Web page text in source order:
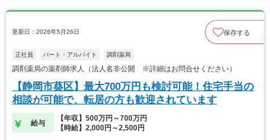
更新日：2026年5月26日 保存する
正社員 パート・アルバイト 調剤薬局
調剤薬局の薬剤師求人（法人名非公開 ※詳細はお問合せください）
【静岡市葵区】最大700万円も検討可能！住宅手当の
相談が可能で、転居の方も歓迎されています
給与
【年収】500万円～700万円
【時給】2,000円～2,500円